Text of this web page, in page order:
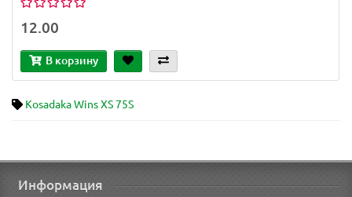
12.00
В корзину
Kosadaka Wins XS 75S
Информация